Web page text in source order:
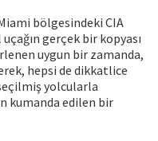
bölgesindeki CIA
gerçek bir kopyası
uygun bir zamanda,
hepsi de dikkatlice
yolcularla
kumanda edilen bir